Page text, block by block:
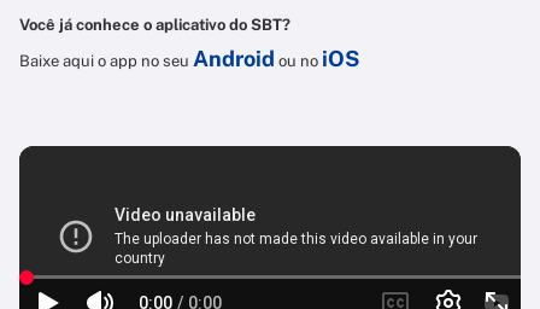
Você já conhece o aplicativo do SBT?
Baixe aqui o app no seu Android ou no iOS